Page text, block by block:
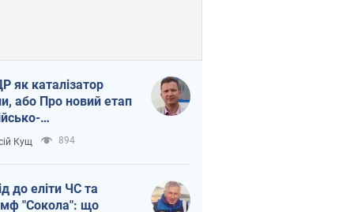
як каталізатор
або Про новий етап
Кущ 894
до еліти ЧС та
"Сокола": що